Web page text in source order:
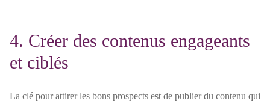
4. Créer des contenus engageants
et ciblés
La clé pour attirer les bons prospects est de publier du contenu qui